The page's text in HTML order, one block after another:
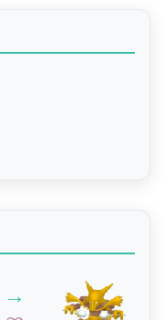
→